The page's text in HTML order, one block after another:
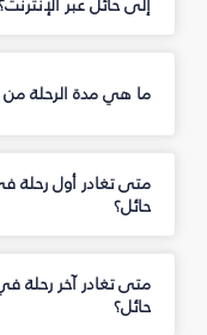
ما هي مدة الرحلة من
متى تغادر أول رحلة
حائل؟
متى تغادر آخر رحلة
حائل؟